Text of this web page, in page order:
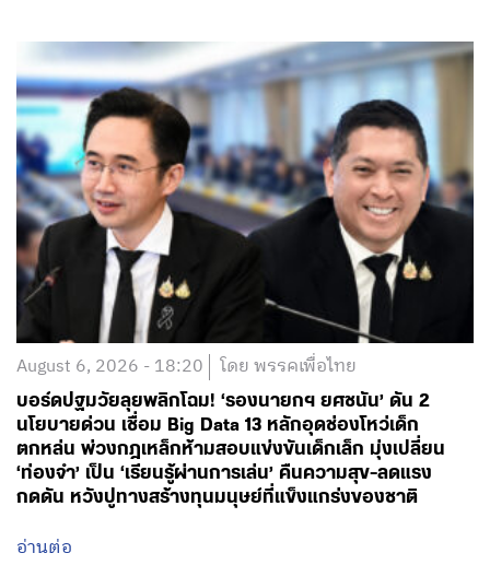
August 6, 2026 - 18:20 โดย พรรคเพื่อไทย
บอร์ดปฐมวัยลุยพลิกโฉม! ‘รองนายกฯ ยศชนัน’ ดัน 2
นโยบายด่วน เชื่อม Big Data 13 หลักอุดช่องโหว่เด็ก
ตกหล่น พ่วงกฎเหล็กห้ามสอบแข่งขันเด็กเล็ก มุ่งเปลี่ยน
‘ท่องจำ’ เป็น ‘เรียนรู้ผ่านการเล่น’ คืนความสุข-ลดแรง
กดดัน หวังปูทางสร้างทุนมนุษย์ที่แข็งแกร่งของชาติ
อ่านต่อ